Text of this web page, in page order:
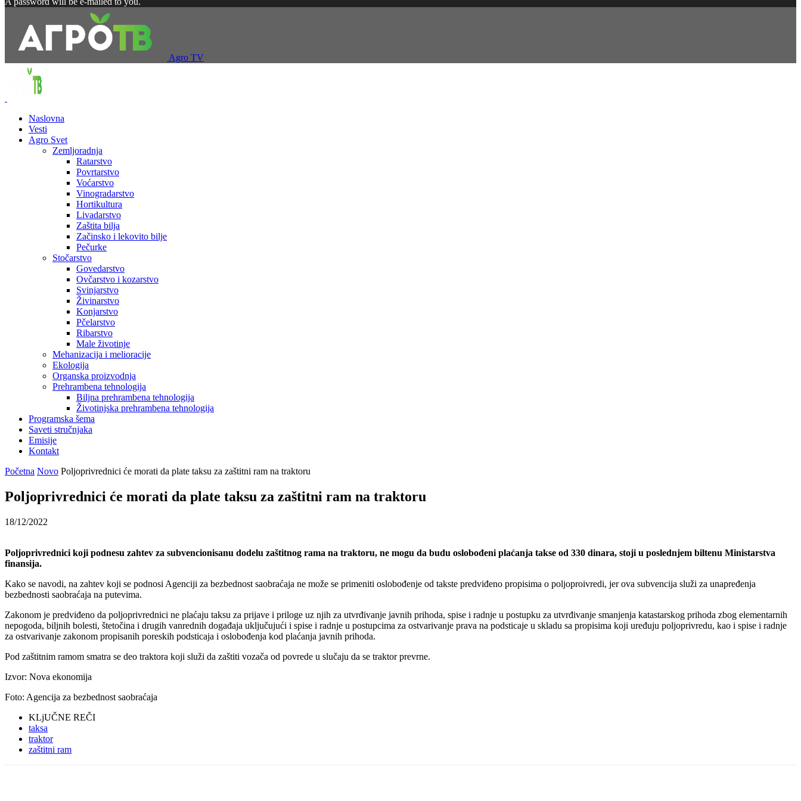
Agro TV
Naslovna
Vesti
Agro Svet
Zemljoradnja
Ratarstvo
Povrtarstvo
Voćarstvo
Vinogradarstvo
Hortikultura
Livadarstvo
Zaštita bilja
Začinsko i lekovito bilje
Pečurke
Stočarstvo
Govedarstvo
Ovčarstvo i kozarstvo
Svinjarstvo
Živinarstvo
Konjarstvo
Pčelarstvo
Ribarstvo
Male životinje
Mehanizacija i melioracije
Ekologija
Organska proizvodnja
Prehrambena tehnologija
Biljna prehrambena tehnologija
Životinjska prehrambena tehnologija
Programska šema
Saveti stručnjaka
Emisije
Kontakt
Početna Novo Poljoprivrednici će morati da plate taksu za zaštitni ram na traktoru
Poljoprivrednici će morati da plate taksu za zaštitni ram na traktoru
18/12/2022
Poljoprivrednici koji podnesu zahtev za subvencionisanu dodelu zaštitnog rama na traktoru, ne mogu da budu oslobođeni plaćanja takse od 330 dinara, stoji u poslednjem biltenu Ministarstva
finansija.
Kako se navodi, na zahtev koji se podnosi Agenciji za bezbednost saobraćaja ne može se primeniti oslobođenje od takste predviđeno propisima o poljoproivredi, jer ova subvencija služi za unapređenja
bezbednosti saobraćaja na putevima.
Zakonom je predviđeno da poljoprivrednici ne plaćaju taksu za prijave i priloge uz njih za utvrđivanje javnih prihoda, spise i radnje u postupku za utvrđivanje smanjenja katastarskog prihoda zbog elementarnih
nepogoda, biljnih bolesti, štetočina i drugih vanrednih događaja uključujući i spise i radnje u postupcima za ostvarivanje prava na podsticaje u skladu sa propisima koji uređuju poljoprivredu, kao i spise i radnje
za ostvarivanje zakonom propisanih poreskih podsticaja i oslobođenja kod plaćanja javnih prihoda.
Pod zaštitnim ramom smatra se deo traktora koji služi da zaštiti vozača od povrede u slučaju da se traktor prevrne.
Izvor: Nova ekonomija
Foto: Agencija za bezbednost saobraćaja
KLjUČNE REČI
taksa
traktor
zaštitni ram